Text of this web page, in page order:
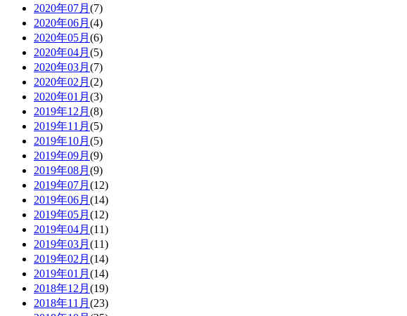
2020年07月 (7)
2020年06月 (4)
2020年05月 (6)
2020年04月 (5)
2020年03月 (7)
2020年02月 (2)
2020年01月 (3)
2019年12月 (8)
2019年11月 (5)
2019年10月 (5)
2019年09月 (9)
2019年08月 (9)
2019年07月 (12)
2019年06月 (14)
2019年05月 (12)
2019年04月 (11)
2019年03月 (11)
2019年02月 (14)
2019年01月 (14)
2018年12月 (19)
2018年11月 (23)